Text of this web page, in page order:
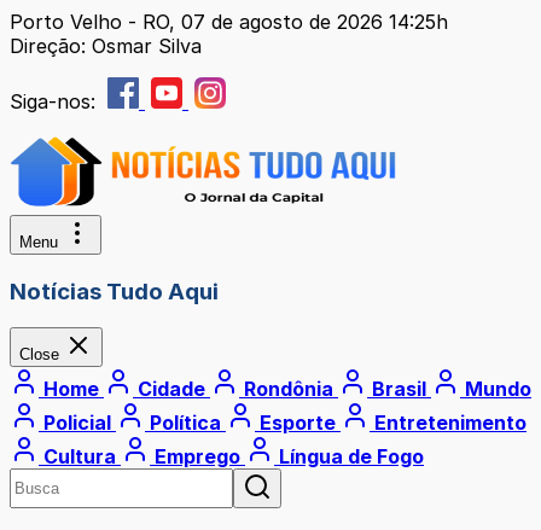
Porto Velho - RO, 07 de agosto de 2026 14:25h
Direção: Osmar Silva
Siga-nos:
Menu
Notícias Tudo Aqui
Close
Home Cidade Rondônia Brasil
Mundo
Policial
Política Esporte
Entretenimento
Cultura
Emprego Língua de Fogo